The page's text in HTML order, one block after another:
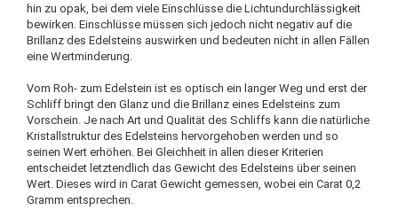
hin zu opak, bei dem viele Einschlüsse die Lichtundurchlässigkeit
bewirken. Einschlüsse müssen sich jedoch nicht negativ auf die
Brillanz des Edelsteins auswirken und bedeuten nicht in allen Fällen
eine Wertminderung.
Vom Roh- zum Edelstein ist es optisch ein langer Weg und erst der
Schliff bringt den Glanz und die Brillanz eines Edelsteins zum
Vorschein. Je nach Art und Qualität des Schliffs kann die natürliche
Kristallstruktur des Edelsteins hervorgehoben werden und so
seinen Wert erhöhen. Bei Gleichheit in allen dieser Kriterien
entscheidet letztendlich das Gewicht des Edelsteins über seinen
Wert. Dieses wird in Carat Gewicht gemessen, wobei ein Carat 0,2
Gramm entsprechen.